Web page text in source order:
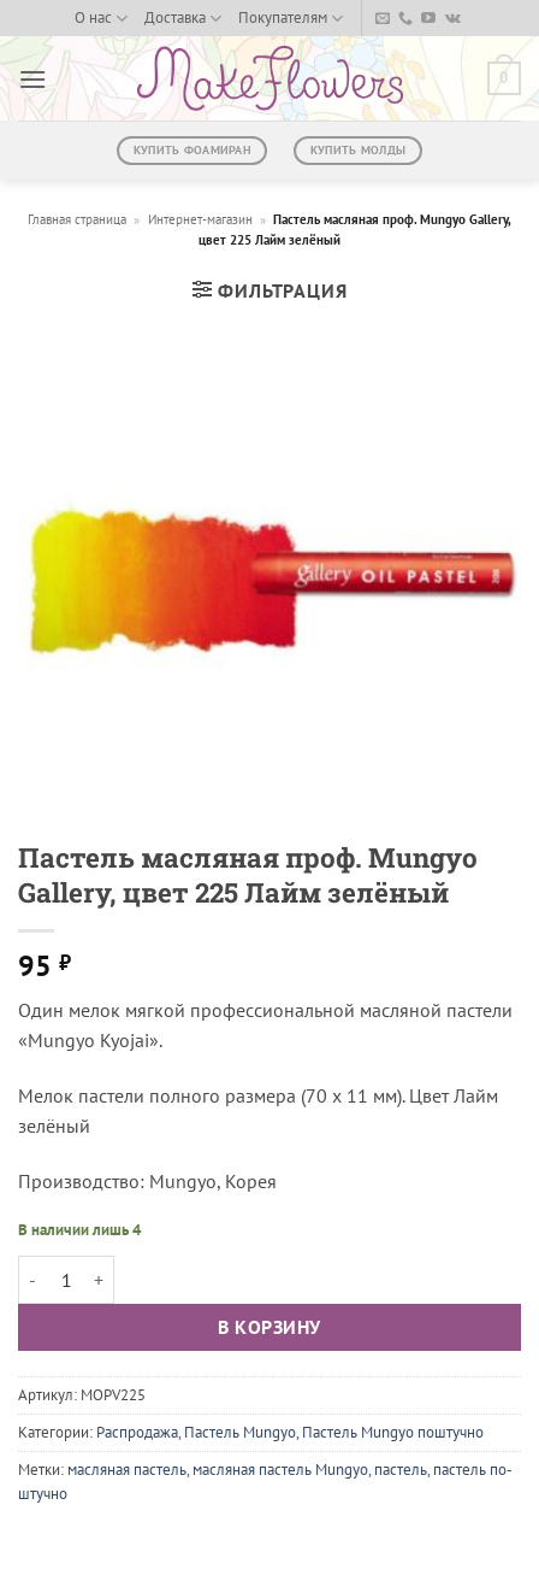
to
content
О нас Доставка Покупателям
0
КУПИТЬ ФОАМИРАН КУПИТЬ МОЛДЫ
Главная страница » Интернет-магазин » Пастель масляная проф. Mungyo Gallery,
цвет 225 Лайм зелёный
ФИЛЬТРАЦИЯ
Пастель масляная проф. Mungyo
Gallery, цвет 225 Лайм зелёный
95 ₽
Один мелок мягкой профессиональной масляной пастели
«Mungyo Kyojai».
Мелок пастели полного размера (70 х 11 мм). Цвет Лайм
зелёный
Производство: Mungyo, Корея
В наличии лишь 4
Количество товара Пастель масляная проф. Mungyo Gallery, цвет
В КОРЗИНУ
Артикул: MOPV225
Категории: Распродажа, Пастель Mungyo, Пастель Mungyo поштучно
Метки: масляная пастель, масляная пастель Mungyo, пастель, пастель по-
штучно